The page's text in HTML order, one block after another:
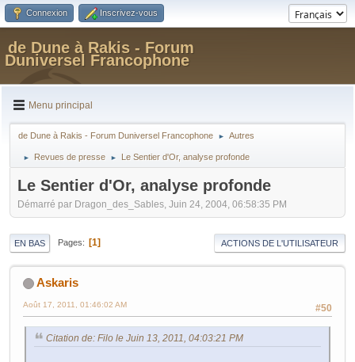
Connexion Inscrivez-vous
de Dune à Rakis - Forum
Duniversel Francophone
Menu principal
de Dune à Rakis - Forum Duniversel Francophone ► Autres
► Revues de presse ► Le Sentier d'Or, analyse profonde
Le Sentier d'Or, analyse profonde
Démarré par Dragon_des_Sables, Juin 24, 2004, 06:58:35 PM
EN BAS Pages 1 ACTIONS DE L'UTILISATEUR
Askaris
#50
Août 17, 2011, 01:46:02 AM
Citation de: Filo le Juin 13, 2011, 04:03:21 PM